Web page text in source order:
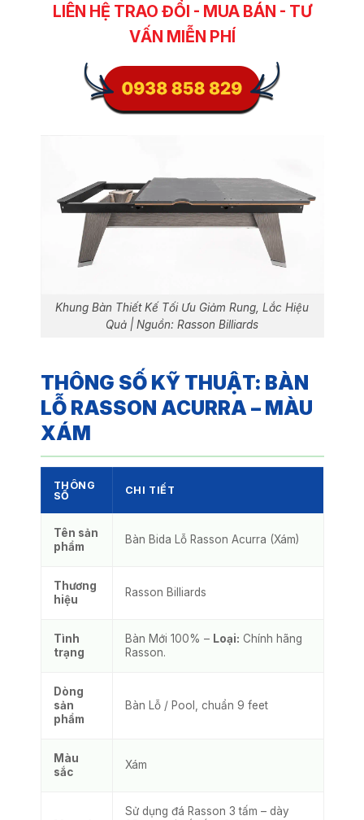
LIÊN HỆ TRAO ĐỔI - MUA BÁN - TƯ
VẤN MIỄN PHÍ
Khung Bàn Thiết Kế Tối Ưu Giảm Rung, Lắc Hiệu
Quả | Nguồn: Rasson Billiards
THÔNG SỐ KỸ THUẬT: BÀN
LỖ RASSON ACURRA – MÀU
XÁM
THÔNG
SỐ
CHI TIẾT
Tên sản
phẩm
Bàn Bida Lỗ Rasson Acurra (Xám)
Thương
hiệu
Rasson Billiards
Tình
trạng
Bàn Mới 100% – Loại: Chính hãng
Rasson.
Dòng
sản
phẩm
Bàn Lỗ / Pool, chuẩn 9 feet
Màu
sắc
Xám
Sử dụng đá Rasson 3 tấm – dày